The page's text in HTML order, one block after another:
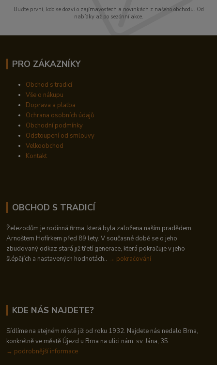
Buďte první, kdo se dozví o zajímavostech a novinkách z našeho obchodu. Od
nabídky až po sezónní akce.
PRO ZÁKAZNÍKY
Obchod s tradicí
Vše o nákupu
Doprava a platba
Ochrana osobních údajů
Obchodní podmínky
Odstoupení od smlouvy
Velkoobchod
Kontakt
OBCHOD S TRADICÍ
Železodům je rodinná firma, která byla založena naším pradědem
Arnoštem Hofírkem před 89 lety. V současné době se o jeho
zbudovaný odkaz stará již třetí generace, která pokračuje v jeho
šlépějích a nastavených hodnotách.. → pokračování
KDE NÁS NAJDETE?
Sídlíme na stejném místě již od roku 1932. Najdete nás nedalo Brna,
konkrétně ve městě Újezd u Brna na ulici nám. sv. Jána, 35.
→ podrobnější informace